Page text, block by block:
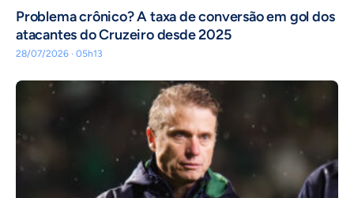
Problema crônico? A taxa de conversão em gol dos
atacantes do Cruzeiro desde 2025
28/07/2026 · 05h13